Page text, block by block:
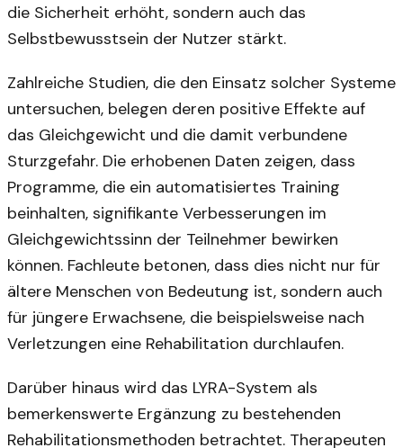
die Sicherheit erhöht, sondern auch das
Selbstbewusstsein der Nutzer stärkt.
Zahlreiche Studien, die den Einsatz solcher Systeme
untersuchen, belegen deren positive Effekte auf
das Gleichgewicht und die damit verbundene
Sturzgefahr. Die erhobenen Daten zeigen, dass
Programme, die ein automatisiertes Training
beinhalten, signifikante Verbesserungen im
Gleichgewichtssinn der Teilnehmer bewirken
können. Fachleute betonen, dass dies nicht nur für
ältere Menschen von Bedeutung ist, sondern auch
für jüngere Erwachsene, die beispielsweise nach
Verletzungen eine Rehabilitation durchlaufen.
Darüber hinaus wird das LYRA-System als
bemerkenswerte Ergänzung zu bestehenden
Rehabilitationsmethoden betrachtet. Therapeuten